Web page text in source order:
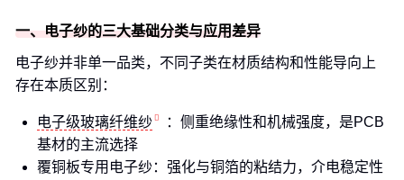
一、电子纱的三大基础分类与应用差异
电子纱并非单一品类，不同子类在材质结构和性能导向上
存在本质区别：
电子级玻璃纤维纱
：侧重绝缘性和机械强度，是PCB
基材的主流选择
覆铜板专用电子纱：强化与铜箔的粘结力，介电稳定性